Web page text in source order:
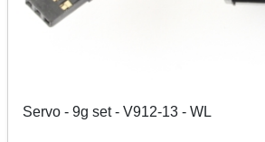
Servo - 9g set - V912-13 - WL